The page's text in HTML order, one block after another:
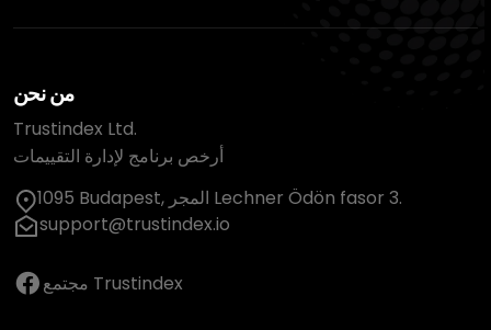
من نحن
Trustindex Ltd.
أرخص برنامج لإدارة التقييمات
1095 Budapest, المجر Lechner Ödön fasor 3.
support@trustindex.io
مجتمع Trustindex